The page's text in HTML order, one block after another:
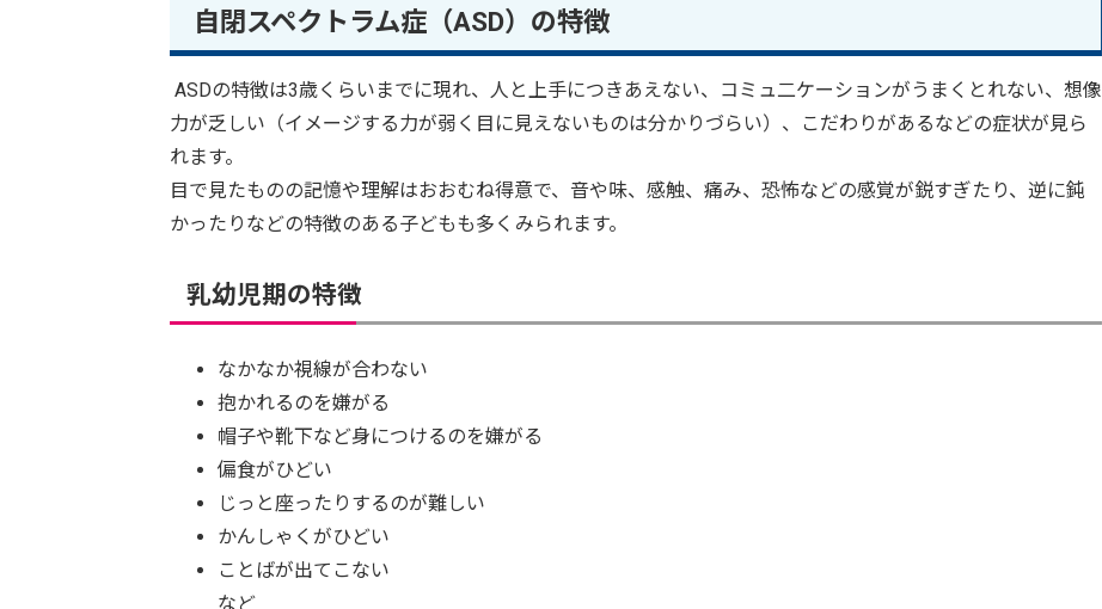
自閉スペクトラム症（ASD）の特徴
ASDの特徴は3歳くらいまでに現れ、人と上手につきあえない、コミュ二ケーションがうまくとれない、想像
力が乏しい（イメージする力が弱く目に見えないものは分かりづらい）、こだわりがあるなどの症状が見ら
れます。
目で見たものの記憶や理解はおおむね得意で、音や味、感触、痛み、恐怖などの感覚が鋭すぎたり、逆に鈍
かったりなどの特徴のある子どもも多くみられます。
乳幼児期の特徴
なかなか視線が合わない
抱かれるのを嫌がる
帽子や靴下など身につけるのを嫌がる
偏食がひどい
じっと座ったりするのが難しい
かんしゃくがひどい
ことばが出てこない
など